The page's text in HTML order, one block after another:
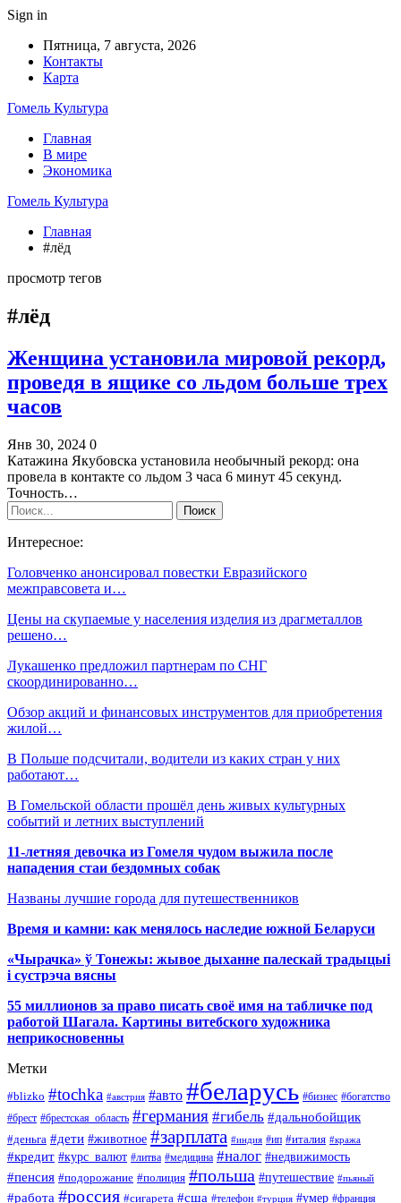
Sign in
Пятница, 7 августа, 2026
Контакты
Карта
Гомель Культура
Главная
В мире
Экономика
Гомель Культура
Главная
#лёд
просмотр тегов
#лёд
Женщина установила мировой рекорд,
проведя в ящике со льдом больше трех
часов
Янв 30, 2024 0
Катажина Якубовска установила необычный рекорд: она
провела в контакте со льдом 3 часа 6 минут 45 секунд.
Точность…
Интересное:
Головченко анонсировал повестки Евразийского
межправсовета и…
Цены на скупаемые у населения изделия из драгметаллов
решено…
Лукашенко предложил партнерам по СНГ
скоординированно…
Обзор акций и финансовых инструментов для приобретения
жилой…
В Польше подсчитали, водители из каких стран у них
работают…
В Гомельской области прошёл день живых культурных
событий и летних выступлений
11-летняя девочка из Гомеля чудом выжила после
нападения стаи бездомных собак
Названы лучшие города для путешественников
Время и камни: как менялось наследие южной Беларуси
«Чырачка» ў Тонежы: жывое дыханне палескай традыцыі
і сустрэча вясны
55 миллионов за право писать своё имя на табличке под
работой Шагала. Картины витебского художника
неприкосновенны
Метки
#blizko #tochka #австрия #авто #беларусь #бизнес #богатство
#брест #брестская_область #германия #гибель #дальнобойщик
#деньга #дети #животное #зарплата #индия #ип #италия #кража
#кредит #курс_валют #литва #медицина #налог #недвижимость
#пенсия #подорожание #полиция #польша #путешествие #пьяный
#работа #россия #сигарета #сша #телефон #турция #умер #франция